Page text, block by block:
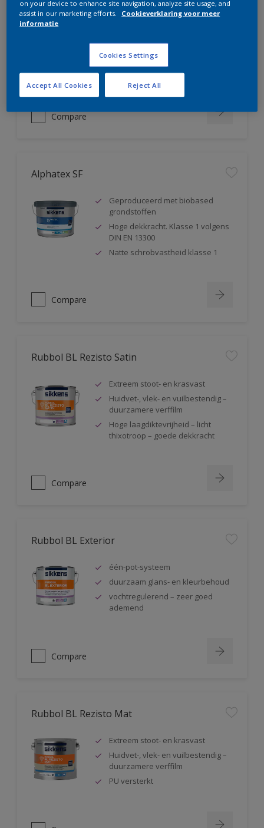
Natte schrobvastheid klasse 1 +
glanst niet op
blokkeert weekmakers
Geschikt voor sanitaire ruimtes ,
badkamers,...
Compare
Alphatex SF
Geproduceerd met biobased
grondstoffen
Hoge dekkracht. Klasse 1 volgens
DIN EN 13300
Natte schrobvastheid klasse 1
Compare
Rubbol BL Rezisto Satin
Extreem stoot- en krasvast
Huidvet-, vlek- en vuilbestendig –
duurzamere verffilm
Hoge laagdiktevrijheid – licht
thixotroop – goede dekkracht
Compare
Rubbol BL Exterior
één-pot-systeem
duurzaam glans- en kleurbehoud
vochtregulerend – zeer goed
ademend
Compare
Rubbol BL Rezisto Mat
Extreem stoot- en krasvast
Huidvet-, vlek- en vuilbestendig –
duurzamere verffilm
PU versterkt
on your device to enhance site navigation, analyze site usage, and
assist in our marketing efforts.
Cookieverklaring voor meer
informatie
Cookies Settings
Reject All
Accept All Cookies